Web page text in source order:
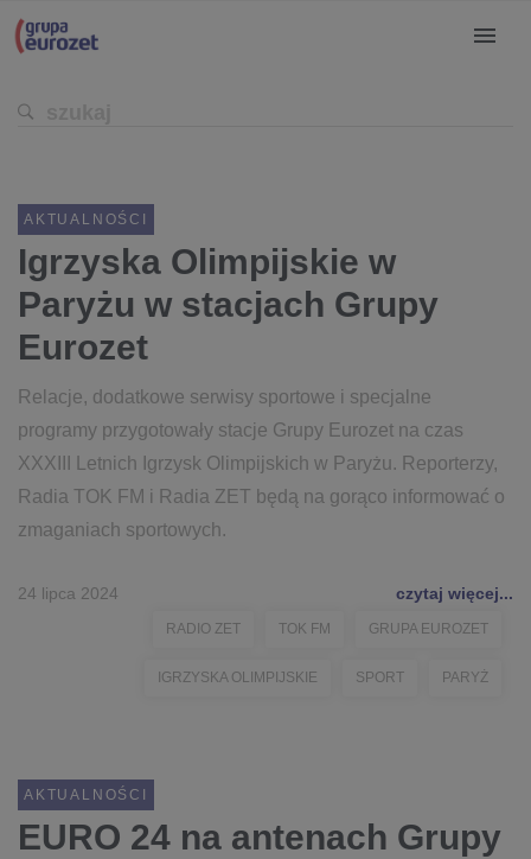
AKTUALNOŚCI
Igrzyska Olimpijskie w
Paryżu w stacjach Grupy
Eurozet
Relacje, dodatkowe serwisy sportowe i specjalne
programy przygotowały stacje Grupy Eurozet na czas
XXXIII Letnich Igrzysk Olimpijskich w Paryżu. Reporterzy,
Radia TOK FM i Radia ZET będą na gorąco informować o
zmaganiach sportowych.
24 lipca 2024 czytaj więcej...
RADIO ZET TOK FM GRUPA EUROZET
IGRZYSKA OLIMPIJSKIE SPORT PARYŻ
AKTUALNOŚCI
EURO 24 na antenach Grupy